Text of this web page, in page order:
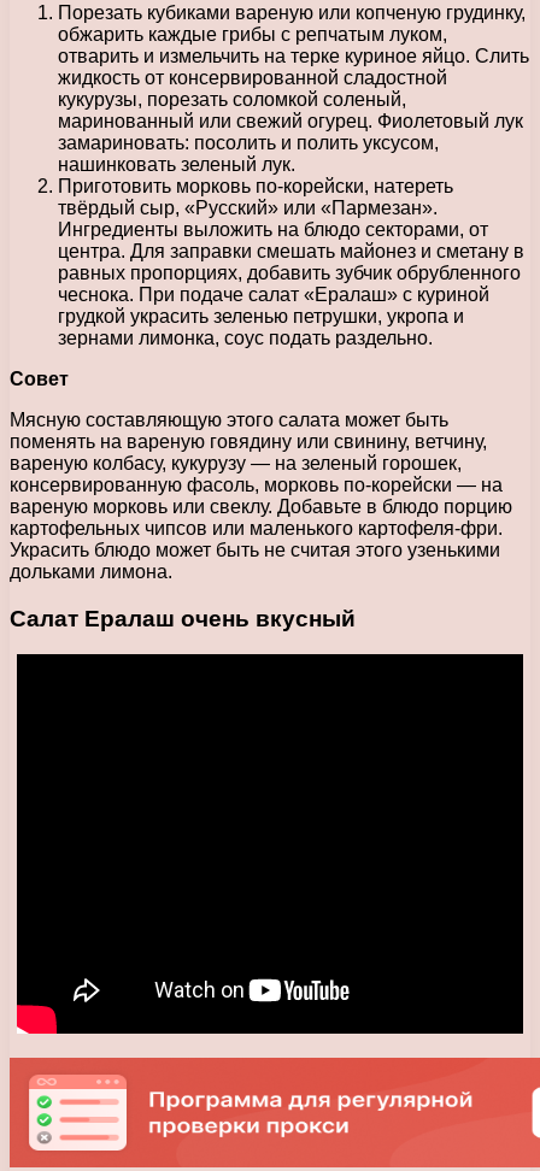
Порезать кубиками вареную или копченую грудинку,
обжарить каждые грибы с репчатым луком,
отварить и измельчить на терке куриное яйцо. Слить
жидкость от консервированной сладостной
кукурузы, порезать соломкой соленый,
маринованный или свежий огурец. Фиолетовый лук
замариновать: посолить и полить уксусом,
нашинковать зеленый лук.
Приготовить морковь по-корейски, натереть
твёрдый сыр, «Русский» или «Пармезан».
Ингредиенты выложить на блюдо секторами, от
центра. Для заправки смешать майонез и сметану в
равных пропорциях, добавить зубчик обрубленного
чеснока. При подаче салат «Ералаш» с куриной
грудкой украсить зеленью петрушки, укропа и
зернами лимонка, соус подать раздельно.
Совет
Мясную составляющую этого салата может быть
поменять на вареную говядину или свинину, ветчину,
вареную колбасу, кукурузу — на зеленый горошек,
консервированную фасоль, морковь по-корейски — на
вареную морковь или свеклу. Добавьте в блюдо порцию
картофельных чипсов или маленького картофеля-фри.
Украсить блюдо может быть не считая этого узенькими
дольками лимона.
Салат Ералаш очень вкусный